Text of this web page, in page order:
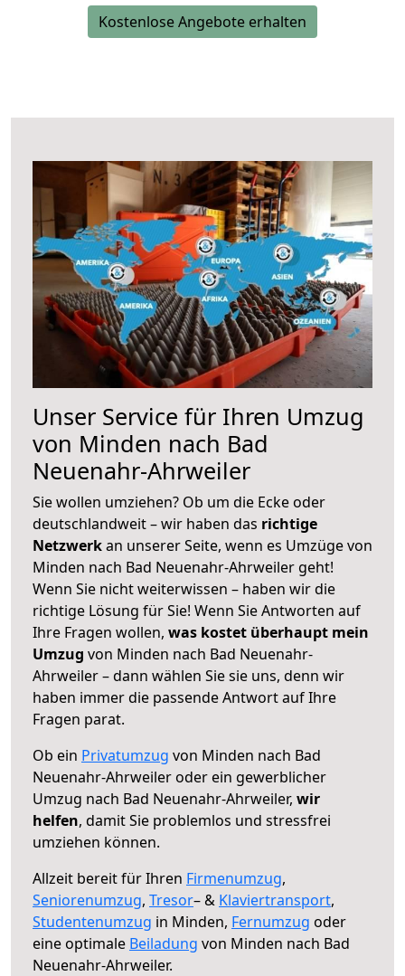
Kostenlose Angebote erhalten
Unser Service für Ihren Umzug
von Minden nach Bad
Neuenahr-Ahrweiler
Sie wollen umziehen? Ob um die Ecke oder
deutschlandweit – wir haben das richtige
Netzwerkan unserer Seite, wenn es Umzüge von
Minden nach Bad Neuenahr-Ahrweiler geht!
Wenn Sie nicht weiterwissen – haben wir die
richtige Lösung für Sie! Wenn Sie Antworten auf
Ihre Fragen wollen, was kostet überhaupt mein
Umzug von Minden nach Bad Neuenahr-
Ahrweiler – dann wählen Sie sie uns, denn wir
haben immer die passende Antwort auf Ihre
Fragen parat.
Ob ein Privatumzug von Minden nach Bad
Neuenahr-Ahrweiler oder ein gewerblicher
Umzug nach Bad Neuenahr-Ahrweiler, wir
helfen, damit Sie problemlos und stressfrei
umziehen können.
Allzeit bereit für Ihren Firmenumzug,
Seniorenumzug, Tresor– & Klaviertransport,
Studentenumzug in Minden, Fernumzug oder
eine optimale Beiladung von Minden nach Bad
Neuenahr-Ahrweiler.